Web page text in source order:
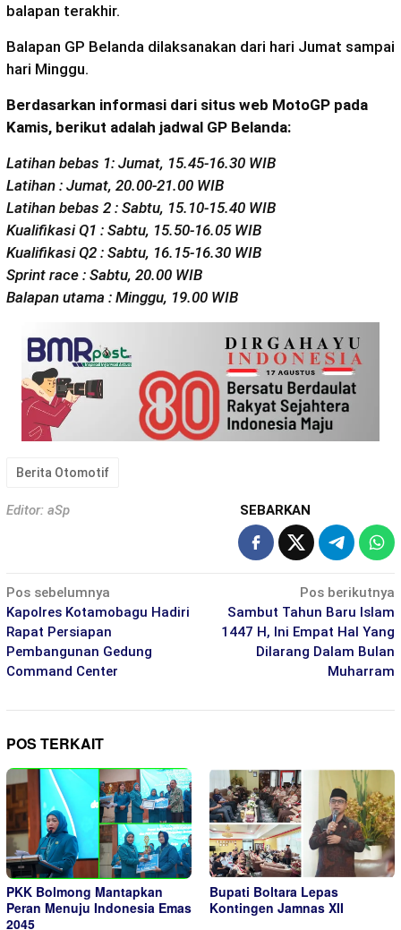
balapan terakhir.
Balapan GP Belanda dilaksanakan dari hari Jumat sampai
hari Minggu.
Berdasarkan informasi dari situs web MotoGP pada
Kamis, berikut adalah jadwal GP Belanda:
Latihan bebas 1: Jumat, 15.45-16.30 WIB
Latihan : Jumat, 20.00-21.00 WIB
Latihan bebas 2 : Sabtu, 15.10-15.40 WIB
Kualifikasi Q1 : Sabtu, 15.50-16.05 WIB
Kualifikasi Q2 : Sabtu, 16.15-16.30 WIB
Sprint race : Sabtu, 20.00 WIB
Balapan utama : Minggu, 19.00 WIB
Berita Otomotif
Editor: aSp SEBARKAN
Navigasi
pos
Pos sebelumnya
Kapolres Kotamobagu Hadiri
Rapat Persiapan
Pembangunan Gedung
Command Center
Pos berikutnya
Sambut Tahun Baru Islam
1447 H, Ini Empat Hal Yang
Dilarang Dalam Bulan
Muharram
POS TERKAIT
PKK Bolmong Mantapkan
Peran Menuju Indonesia Emas
2045
Bupati Boltara Lepas
Kontingen Jamnas XII